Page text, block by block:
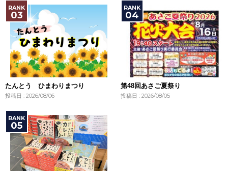
たんとう ひまわりまつり
投稿日 : 2026/08/06
第48回あさご夏祭り
投稿日 : 2026/08/05